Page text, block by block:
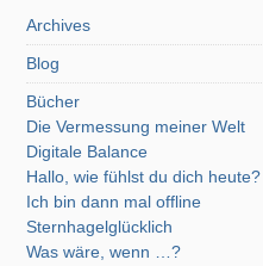
Archives
Blog
Bücher
Die Vermessung meiner Welt
Digitale Balance
Hallo, wie fühlst du dich heute?
Ich bin dann mal offline
Sternhagelglücklich
Was wäre, wenn …?